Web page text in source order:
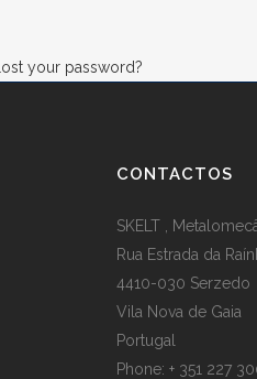
Lost your password?
CONTACTOS
SKELT ,
Rua Estrada da
4410-030 Serzedo
Vila Nova de Gaia
Portugal
Phone: + 351 227